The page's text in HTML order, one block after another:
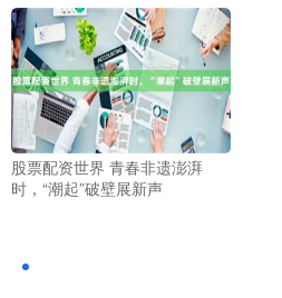
股票配资世界 青春非遗澎湃
时，“潮起”破壁展新声